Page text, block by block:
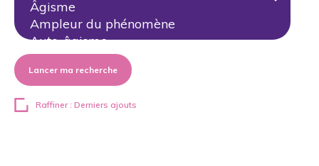
Lancer ma recherche
Raffiner : Derniers ajouts